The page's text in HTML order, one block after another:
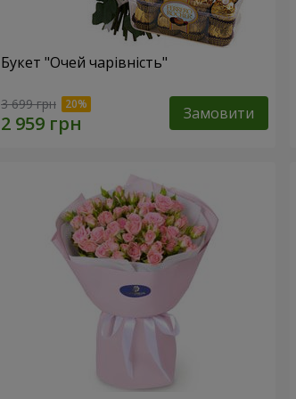
Букет "Очей чарівність"
3 699 грн Замовити